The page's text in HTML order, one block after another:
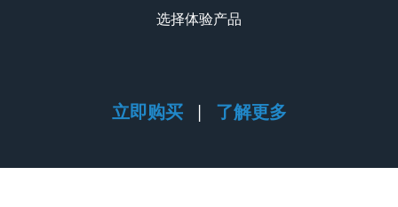
选择体验产品
立即购买 | 了解更多